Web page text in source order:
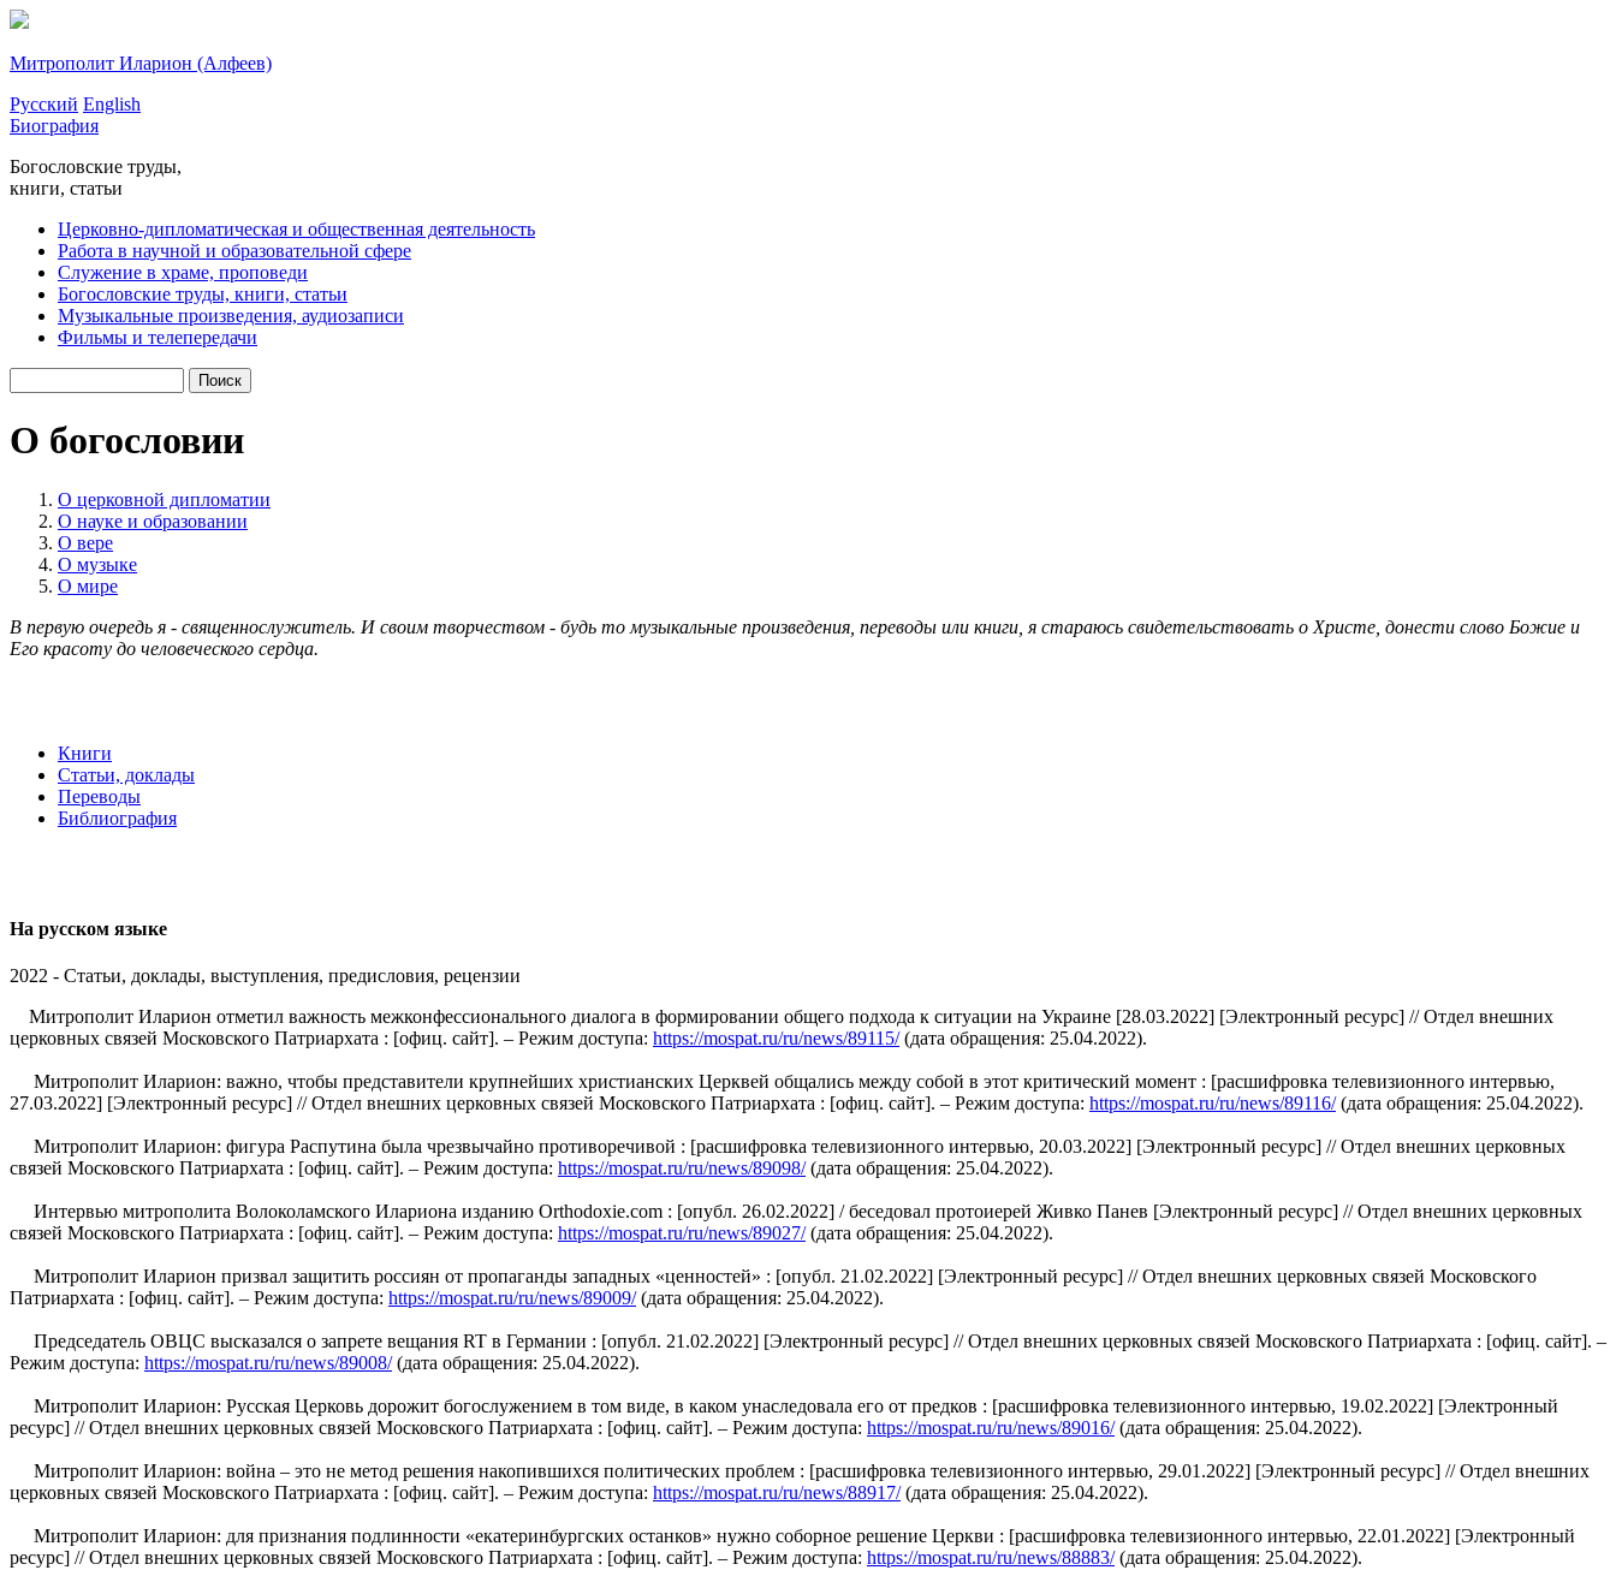
Митрополит Иларион (Алфеев)
Русский English
Биография
Богословские труды,
книги, статьи
Церковно-дипломатическая и общественная деятельность
Работа в научной и образовательной сфере
Служение в храме, проповеди
Богословские труды, книги, статьи
Музыкальные произведения, аудиозаписи
Фильмы и телепередачи
О богословии
О церковной дипломатии
О науке и образовании
О вере
О музыке
О мире
В первую очередь я - священнослужитель. И своим творчеством - будь то музыкальные произведения, переводы или книги, я стараюсь свидетельствовать о Христе, донести слово Божие и
Его красоту до человеческого сердца.
Книги
Статьи, доклады
Переводы
Библиография
На русском языке
2022 - Статьи, доклады, выступления, предисловия, рецензии
Митрополит Иларион отметил важность межконфессионального диалога в формировании общего подхода к ситуации на Украине [28.03.2022] [Электронный ресурс] // Отдел внешних
церковных связей Московского Патриархата : [офиц. сайт]. – Режим доступа: https://mospat.ru/ru/news/89115/(дата обращения: 25.04.2022).
Митрополит Иларион: важно, чтобы представители крупнейших христианских Церквей общались между собой в этот критический момент : [расшифровка телевизионного интервью,
27.03.2022] [Электронный ресурс] // Отдел внешних церковных связей Московского Патриархата : [офиц. сайт]. – Режим доступа: https://mospat.ru/ru/news/89116/(дата обращения: 25.04.2022).
Митрополит Иларион: фигура Распутина была чрезвычайно противоречивой : [расшифровка телевизионного интервью, 20.03.2022] [Электронный ресурс] // Отдел внешних церковных
связей Московского Патриархата : [офиц. сайт]. – Режим доступа: https://mospat.ru/ru/news/89098/(дата обращения: 25.04.2022).
Интервью митрополита Волоколамского Илариона изданию Orthodoxie.com : [опубл. 26.02.2022] / беседовал протоиерей Живко Панев [Электронный ресурс] // Отдел внешних церковных
связей Московского Патриархата : [офиц. сайт]. – Режим доступа: https://mospat.ru/ru/news/89027/(дата обращения: 25.04.2022).
Митрополит Иларион призвал защитить россиян от пропаганды западных «ценностей» : [опубл. 21.02.2022] [Электронный ресурс] // Отдел внешних церковных связей Московского
Патриархата : [офиц. сайт]. – Режим доступа: https://mospat.ru/ru/news/89009/(дата обращения: 25.04.2022).
Председатель ОВЦС высказался о запрете вещания RT в Германии : [опубл. 21.02.2022] [Электронный ресурс] // Отдел внешних церковных связей Московского Патриархата : [офиц. сайт]. –
Режим доступа: https://mospat.ru/ru/news/89008/(дата обращения: 25.04.2022).
Митрополит Иларион: Русская Церковь дорожит богослужением в том виде, в каком унаследовала его от предков : [расшифровка телевизионного интервью, 19.02.2022] [Электронный
ресурс] // Отдел внешних церковных связей Московского Патриархата : [офиц. сайт]. – Режим доступа: https://mospat.ru/ru/news/89016/(дата обращения: 25.04.2022).
Митрополит Иларион: война – это не метод решения накопившихся политических проблем : [расшифровка телевизионного интервью, 29.01.2022] [Электронный ресурс] // Отдел внешних
церковных связей Московского Патриархата : [офиц. сайт]. – Режим доступа: https://mospat.ru/ru/news/88917/(дата обращения: 25.04.2022).
Митрополит Иларион: для признания подлинности «екатеринбургских останков» нужно соборное решение Церкви : [расшифровка телевизионного интервью, 22.01.2022] [Электронный
ресурс] // Отдел внешних церковных связей Московского Патриархата : [офиц. сайт]. – Режим доступа: https://mospat.ru/ru/news/88883/(дата обращения: 25.04.2022).